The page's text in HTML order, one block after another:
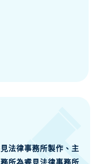
法律事務所製作、主